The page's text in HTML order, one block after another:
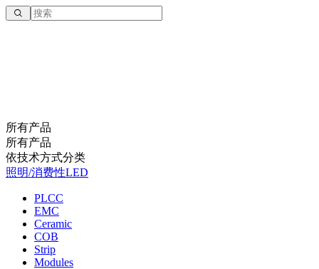
所有产品
所有产品
依技术方式分类
照明/消费性LED
PLCC
EMC
Ceramic
COB
Strip
Modules